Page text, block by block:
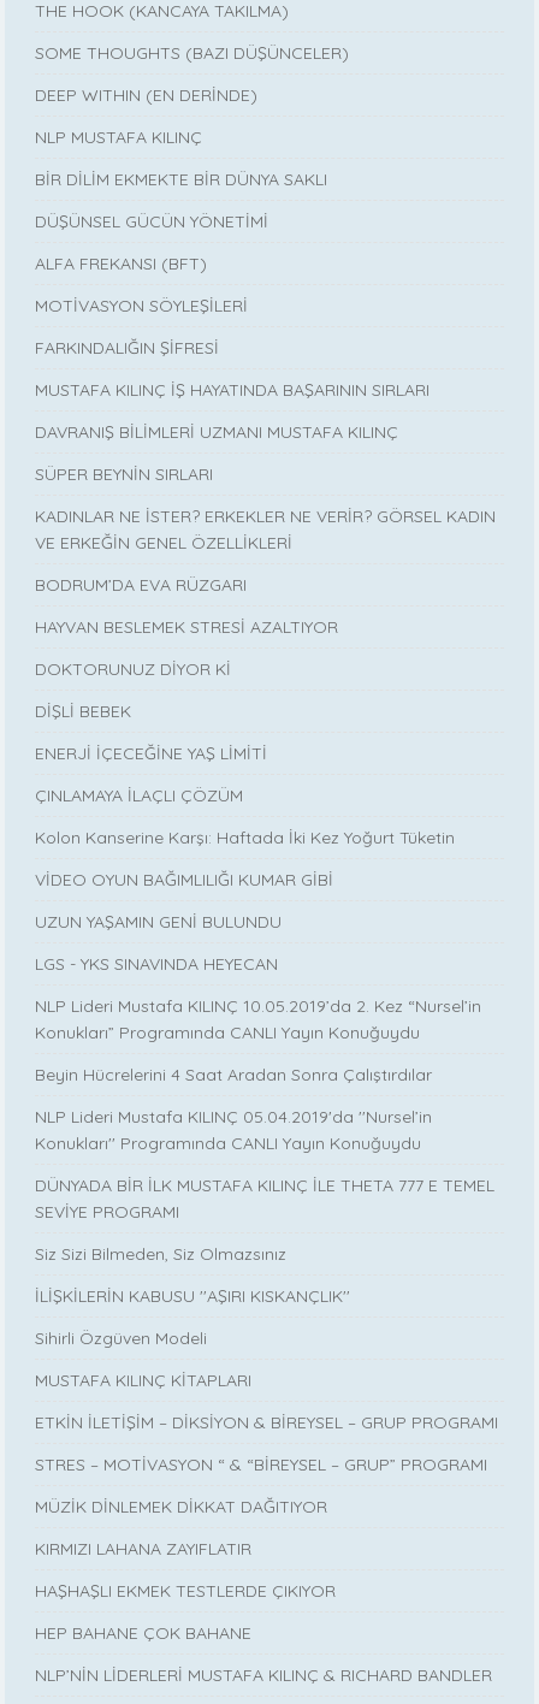
THE HOOK (KANCAYA TAKILMA)
SOME THOUGHTS (BAZI DÜŞÜNCELER)
DEEP WITHIN (EN DERİNDE)
NLP MUSTAFA KILINÇ
BİR DİLİM EKMEKTE BİR DÜNYA SAKLI
DÜŞÜNSEL GÜCÜN YÖNETİMİ
ALFA FREKANSI (BFT)
MOTİVASYON SÖYLEŞİLERİ
FARKINDALIĞIN ŞİFRESİ
MUSTAFA KILINÇ İŞ HAYATINDA BAŞARININ SIRLARI
DAVRANIŞ BİLİMLERİ UZMANI MUSTAFA KILINÇ
SÜPER BEYNİN SIRLARI
KADINLAR NE İSTER? ERKEKLER NE VERİR? GÖRSEL KADIN
VE ERKEĞİN GENEL ÖZELLİKLERİ
BODRUM’DA EVA RÜZGARI
HAYVAN BESLEMEK STRESİ AZALTIYOR
DOKTORUNUZ DİYOR Kİ
DİŞLİ BEBEK
ENERJİ İÇECEĞİNE YAŞ LİMİTİ
ÇINLAMAYA İLAÇLI ÇÖZÜM
Kolon Kanserine Karşı: Haftada İki Kez Yoğurt Tüketin
VİDEO OYUN BAĞIMLILIĞI KUMAR GİBİ
UZUN YAŞAMIN GENİ BULUNDU
LGS - YKS SINAVINDA HEYECAN
NLP Lideri Mustafa KILINÇ 10.05.2019’da 2. Kez “Nursel’in
Konukları” Programında CANLI Yayın Konuğuydu
Beyin Hücrelerini 4 Saat Aradan Sonra Çalıştırdılar
NLP Lideri Mustafa KILINÇ 05.04.2019'da ''Nursel’in
Konukları'' Programında CANLI Yayın Konuğuydu
DÜNYADA BİR İLK MUSTAFA KILINÇ İLE THETA 777 E TEMEL
SEVİYE PROGRAMI
Siz Sizi Bilmeden, Siz Olmazsınız
İLİŞKİLERİN KABUSU ''AŞIRI KISKANÇLIK''
Sihirli Özgüven Modeli
MUSTAFA KILINÇ KİTAPLARI
ETKİN İLETİŞİM – DİKSİYON & BİREYSEL – GRUP PROGRAMI
STRES – MOTİVASYON “ & “BİREYSEL – GRUP” PROGRAMI
MÜZİK DİNLEMEK DİKKAT DAĞITIYOR
KIRMIZI LAHANA ZAYIFLATIR
HAŞHAŞLI EKMEK TESTLERDE ÇIKIYOR
HEP BAHANE ÇOK BAHANE
NLP’NİN LİDERLERİ MUSTAFA KILINÇ & RICHARD BANDLER